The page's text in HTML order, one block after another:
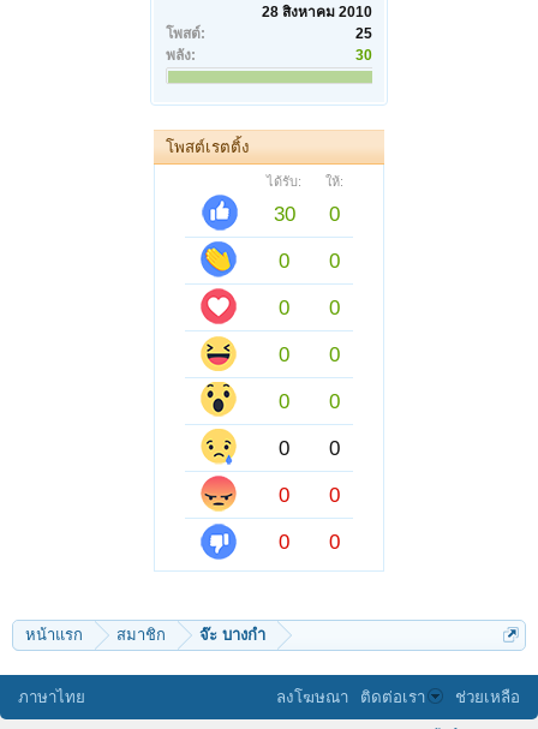
28 สิงหาคม 2010
โพสต์:
25
พลัง:
30
โพสต์เรตติ้ง
ได้รับ: ให้:
30
0
0
0
0
0
0
0
0
0
0
0
0
0
0
0
หน้าแรก สมาชิก จ๊ะ บางกำ
ภาษาไทย ลงโฆษณา ติดต่อเรา ช่วยเหลือ